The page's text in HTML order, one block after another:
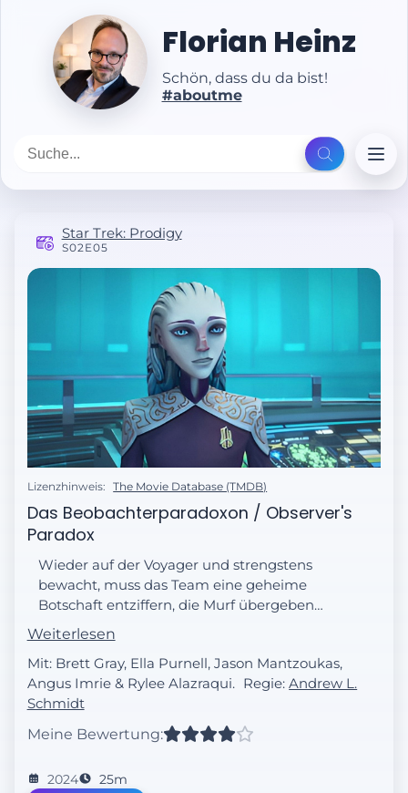
Florian Heinz
Schön, dass du da bist!
#aboutme
Star Trek: Prodigy
S02E05
Lizenzhinweis: The Movie Database (TMDB)
Das Beobachterparadoxon / Observer's
Paradox
Wieder auf der Voyager und strengstens
bewacht, muss das Team eine geheime
Botschaft entziffern, die Murf übergeben
wurde.
Weiterlesen
Mit: Brett Gray, Ella Purnell, Jason Mantzoukas,
Angus Imrie & Rylee Alazraqui. Regie:Andrew L.
Schmidt
Meine Bewertung:
2024 25m